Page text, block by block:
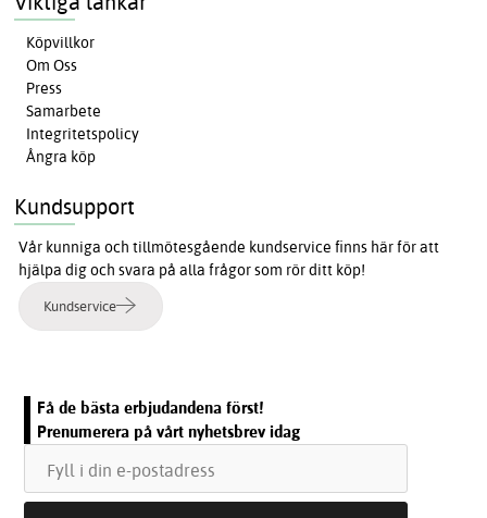
Köpvillkor
Om Oss
Press
Samarbete
Integritetspolicy
Ångra köp
Kundsupport
Vår kunniga och tillmötesgående kundservice finns här för att
hjälpa dig och svara på alla frågor som rör ditt köp!
Kundservice
Få de bästa erbjudandena först!
Prenumerera på vårt nyhetsbrev idag